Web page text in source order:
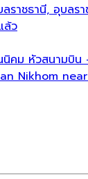
ราชธานี, อุบลรา
ล้ว
นิคม หัวสนามบิ
Nikhom